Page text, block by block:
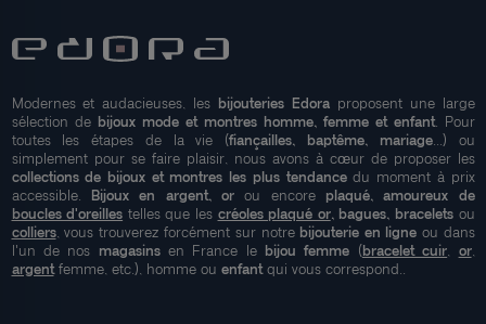
Modernes et audacieuses, les bijouteries Edoraproposent une large
sélection de bijoux mode et montres homme, femme et enfant. Pour
toutes les étapes de la vie (fiançailles, baptême, mariage...) ou
simplement pour se faire plaisir, nous avons à cœur de proposer les
collections de bijoux et montres les plus tendancedu moment à prix
accessible. Bijoux en argent, orou encore plaqué, amoureux de
boucles d'oreilles telles que les créoles plaqué or, bagues, braceletsou
colliers, vous trouverez forcément sur notre bijouterie en ligne ou dans
l'un de nos magasinsen France le bijou femme (bracelet cuir or,
argentfemme, etc.), homme ou enfantqui vous correspond..